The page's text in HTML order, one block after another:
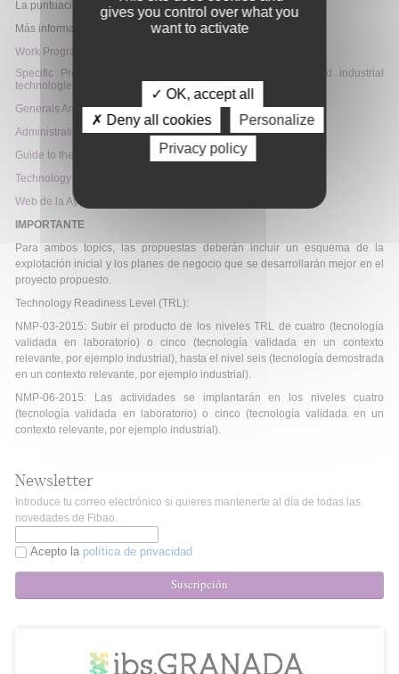
La puntuación para el “impacto” criterio se multiplica por 1,5.
Más información:
Work Programme 2014-2015
Specific Programme 2014/2015: Leadership in enabling and industrial
technologies (LETs)
Generals Annexes
Administrative forms (Part A) and Research proposal (Part B)
Guide to the submission and evaluation process
Technology readiness levels
Web de la Ayuda
IMPORTANTE
Para ambos topics, las propuestas deberán incluir un esquema de la
explotación inicial y los planes de negocio que se desarrollarán mejor en el
proyecto propuesto.
Technology Readiness Level (TRL):
NMP-03-2015: Subir el producto de los niveles TRL de cuatro (tecnología
validada en laboratorio) o cinco (tecnología validada en un contexto
relevante, por ejemplo industrial), hasta el nivel seis (tecnología demostrada
en un contexto relevante, por ejemplo industrial).
NMP-06-2015: Las actividades se implantarán en los niveles cuatro
(tecnología validada en laboratorio) o cinco (tecnología validada en un
contexto relevante, por ejemplo industrial).
Newsletter
Introduce tu correo electrónico si quieres mantenerte al día de todas las
novedades de Fibao.
Acepto la política de privacidad
Suscripción
gives you control over what you
want to activate
✓ OK, accept all
✗ Deny all cookies
Personalize
Privacy policy